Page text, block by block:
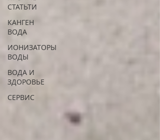
СТАТЬТИ
КАНГЕН
ВОДА
ИОНИЗАТОРЫ
ВОДЫ
ВОДА И
ЗДОРОВЬЕ
СЕРВИС